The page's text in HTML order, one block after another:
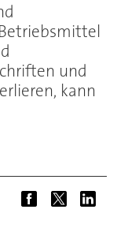
und
kann